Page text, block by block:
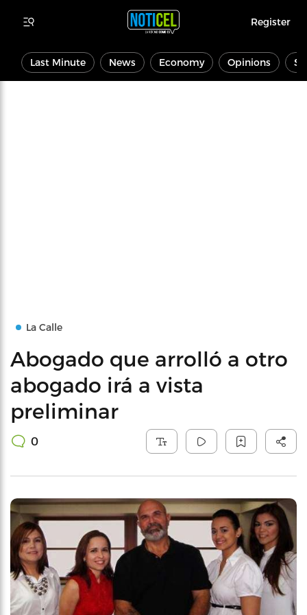
Register
Last Minute News Economy Opinions
La Calle
Abogado que arrolló a otro
abogado irá a vista
preliminar
0